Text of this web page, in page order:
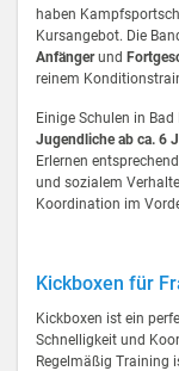
haben
Kursangebot. Die
Anfängerund
reinem
Einige Schulen in
Jugendliche ab ca. 6
Erlernen
und sozialem
Koordination im
Kickboxen für
Kickboxen ist ein
Schnelligkeit und
Regelmäßig Training